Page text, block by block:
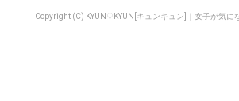
Copyright (C) KYUN♡KYUN[キュンキュン]｜女子が気に